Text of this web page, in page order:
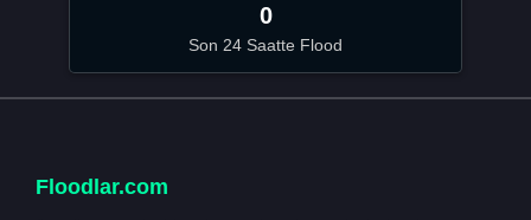
0
Son 24 Saatte Flood
Floodlar.com